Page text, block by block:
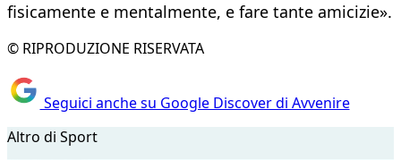
fisicamente e mentalmente, e fare tante amicizie».
© RIPRODUZIONE RISERVATA
Seguici anche su Google Discover di Avvenire
Altro di Sport